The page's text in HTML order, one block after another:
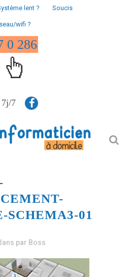
lent ? Soucis
wifi ?
0 286
7j/7
SCHEMA3-01
par Boss